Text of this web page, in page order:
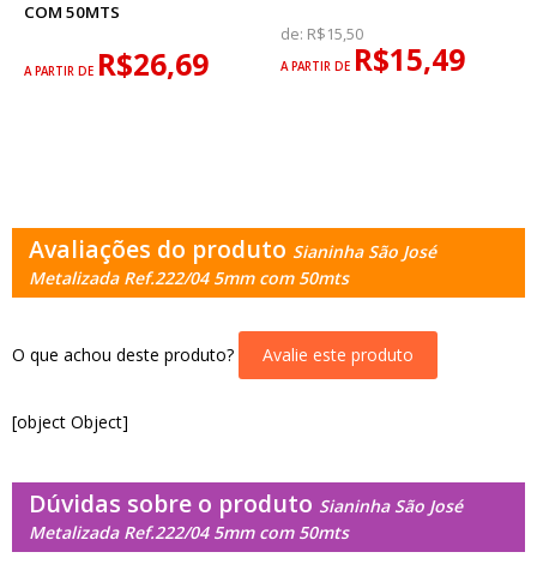
COM 50MTS
A PARTIR DE R$26,69
de: R$15,50
A PARTIR DE R$15,49
Avaliações do produto Sianinha São José
Metalizada Ref.222/04 5mm com 50mts
O que achou deste produto? Avalie este produto
[object Object]
Dúvidas sobre o produto Sianinha São José
Metalizada Ref.222/04 5mm com 50mts